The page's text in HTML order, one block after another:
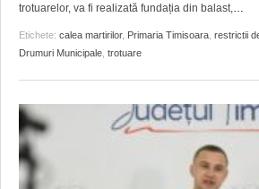
trotuarelor, va fi realizată fundația din balast,…
Etichete: calea martirilor, Primaria Timisoara restrictii
Drumuri Municipale trotuare